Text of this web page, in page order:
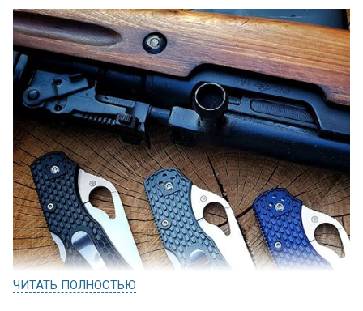
ЧИТАТЬ ПОЛНОСТЬЮ